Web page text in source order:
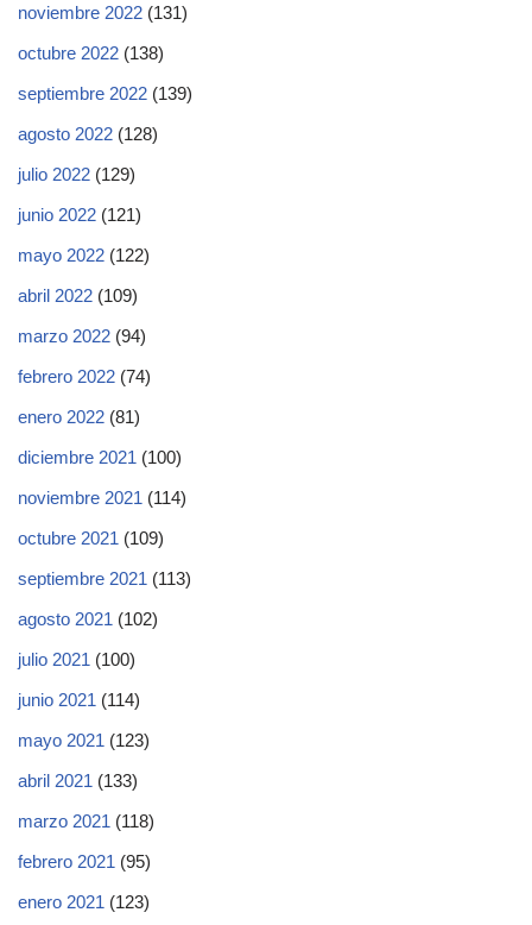
noviembre 2022 (131)
octubre 2022 (138)
septiembre 2022 (139)
agosto 2022 (128)
julio 2022 (129)
junio 2022 (121)
mayo 2022 (122)
abril 2022 (109)
marzo 2022 (94)
febrero 2022 (74)
enero 2022 (81)
diciembre 2021 (100)
noviembre 2021 (114)
octubre 2021 (109)
septiembre 2021 (113)
agosto 2021 (102)
julio 2021 (100)
junio 2021 (114)
mayo 2021 (123)
abril 2021 (133)
marzo 2021 (118)
febrero 2021 (95)
enero 2021 (123)